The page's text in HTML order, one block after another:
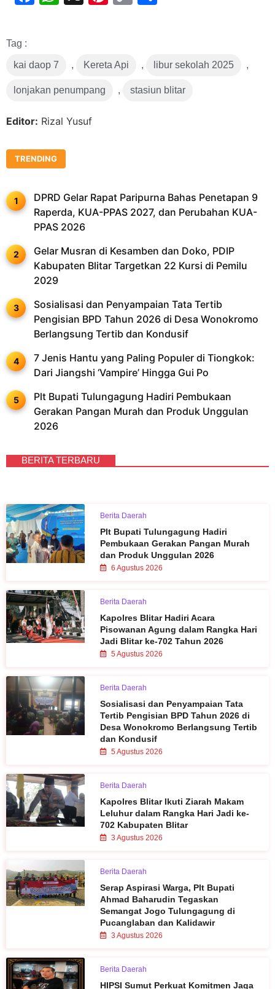
Tag :
kai daop 7 , Kereta Api , libur sekolah 2025 ,
lonjakan penumpang , stasiun blitar
Editor: Rizal Yusuf
TRENDING
DPRD Gelar Rapat Paripurna Bahas Penetapan 9
Raperda, KUA-PPAS 2027, dan Perubahan KUA-
PPAS 2026
Gelar Musran di Kesamben dan Doko, PDIP
Kabupaten Blitar Targetkan 22 Kursi di Pemilu
2029
Sosialisasi dan Penyampaian Tata Tertib
Pengisian BPD Tahun 2026 di Desa Wonokromo
Berlangsung Tertib dan Kondusif
7 Jenis Hantu yang Paling Populer di Tiongkok:
Dari Jiangshi ‘Vampire’ Hingga Gui Po
Plt Bupati Tulungagung Hadiri Pembukaan
Gerakan Pangan Murah dan Produk Unggulan
2026
BERITA TERBARU
Berita Daerah
Plt Bupati Tulungagung Hadiri
Pembukaan Gerakan Pangan Murah
dan Produk Unggulan 2026
6 Agustus 2026
Berita Daerah
Kapolres Blitar Hadiri Acara
Pisowanan Agung dalam Rangka Hari
Jadi Blitar ke-702 Tahun 2026
5 Agustus 2026
Berita Daerah
Sosialisasi dan Penyampaian Tata
Tertib Pengisian BPD Tahun 2026 di
Desa Wonokromo Berlangsung Tertib
dan Kondusif
5 Agustus 2026
Berita Daerah
Kapolres Blitar Ikuti Ziarah Makam
Leluhur dalam Rangka Hari Jadi ke-
702 Kabupaten Blitar
3 Agustus 2026
Berita Daerah
Serap Aspirasi Warga, Plt Bupati
Ahmad Baharudin Tegaskan
Semangat Jogo Tulungagung di
Pucanglaban dan Kalidawir
3 Agustus 2026
Berita Daerah
HIPSI Sumut Perkuat Komitmen Jaga